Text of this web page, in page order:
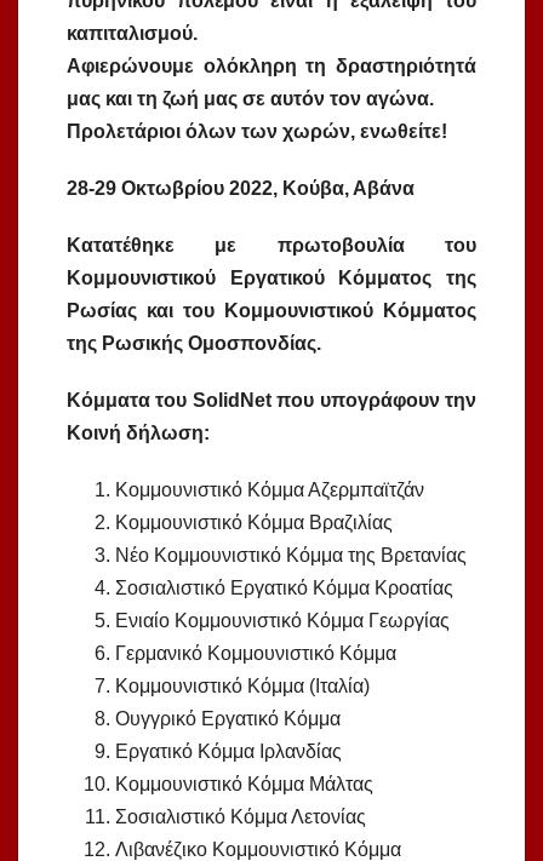
καπιταλισμού.
Αφιερώνουμε ολόκληρη τη δραστηριότητά
μας και τη ζωή μας σε αυτόν τον αγώνα.
Προλετάριοι όλων των χωρών, ενωθείτε!
28-29 Οκτωβρίου 2022, Κούβα, Αβάνα
Κατατέθηκε με πρωτοβουλία του
Κομμουνιστικού Εργατικού Κόμματος της
Ρωσίας και του Κομμουνιστικού Κόμματος
της Ρωσικής Ομοσπονδίας.
Κόμματα του SolidNet που υπογράφουν την
Κοινή δήλωση:
Κομμουνιστικό Κόμμα Αζερμπαϊτζάν
Κομμουνιστικό Κόμμα Βραζιλίας
Νέο Κομμουνιστικό Κόμμα της Βρετανίας
Σοσιαλιστικό Εργατικό Κόμμα Κροατίας
Ενιαίο Κομμουνιστικό Κόμμα Γεωργίας
Γερμανικό Κομμουνιστικό Κόμμα
Κομμουνιστικό Κόμμα (Ιταλία)
Ουγγρικό Εργατικό Κόμμα
Εργατικό Κόμμα Ιρλανδίας
Κομμουνιστικό Κόμμα Μάλτας
Σοσιαλιστικό Κόμμα Λετονίας
Λιβανέζικο Κομμουνιστικό Κόμμα